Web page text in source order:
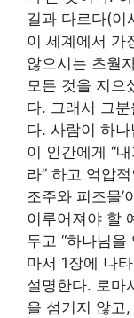
길과 다르다(이
이 세계에서 가
않으시는 초월
모든 것을 지으
다. 그래서 그
다. 사람이 하
이 인간에게 “
라” 하고 억압
조주와 피조물’
이루어져야 할
두고 “하나님
마서 1장에 나
설명한다. 로마
을 섬기지 않고